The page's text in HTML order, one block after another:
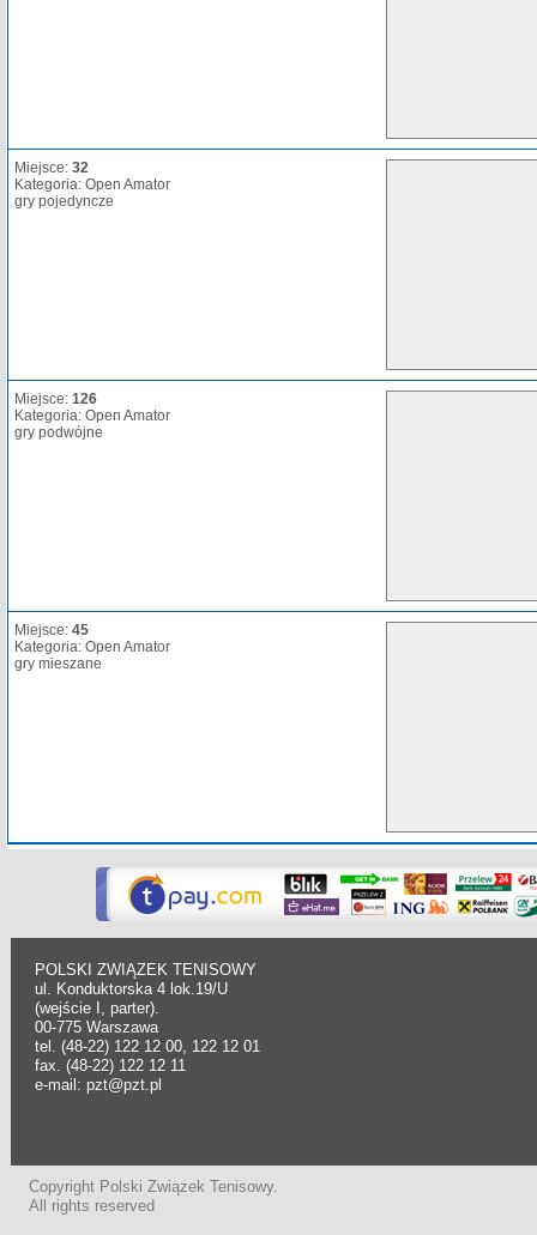
Miejsce: 32
Kategoria: Open Amator
gry pojedyncze
Miejsce: 126
Kategoria: Open Amator
gry podwójne
Miejsce: 45
Kategoria: Open Amator
gry mieszane
POLSKI ZWIĄZEK TENISOWY
ul. Konduktorska 4 lok.19/U
(wejście I, parter).
00-775 Warszawa
tel. (48-22) 122 12 00, 122 12 01
fax. (48-22) 122 12 11
e-mail: pzt@pzt.pl
Copyright Polski Związek Tenisowy.
All rights reserved